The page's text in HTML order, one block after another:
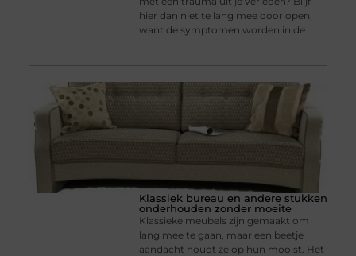
hier dan niet te lang mee doorlopen,
want de symptomen worden in de
Klassiek bureau en andere stukken
onderhouden zonder moeite
Klassieke meubels zijn gemaakt om
lang mee te gaan, maar een beetje
aandacht houdt ze op hun mooist. Het